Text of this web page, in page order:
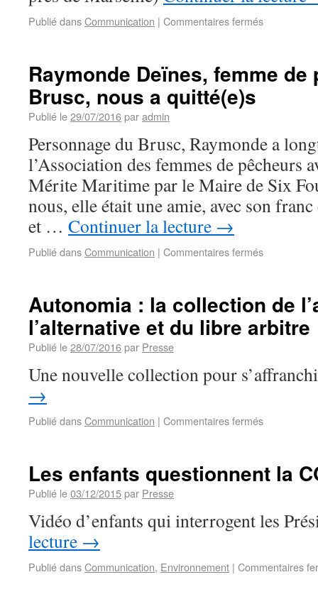
Publié dansCommunication | Commentaires fermés
Raymonde Deïnes, femme de
Brusc, nous a quitté(e)s
Publié le29/07/2016paradmin
Personnage du Brusc, Raymonde a
l’Association des femmes de pêcheurs
Mérite Maritime par le Maire de Six
nous, elle était une amie, avec son
et … Continuer la lecture →
Publié dansCommunication | Commentaires fermés
Autonomia : la collection de
l’alternative et du libre arbitre
Publié le28/07/2016par Presse
Une nouvelle collection pour
→
Publié dansCommunication | Commentaires fermés
Les enfants questionnent la
Publié le03/12/2015par Presse
Vidéo d’enfants qui interrogent les
lecture →
Publié dansCommunication, Environnement | Commentaires